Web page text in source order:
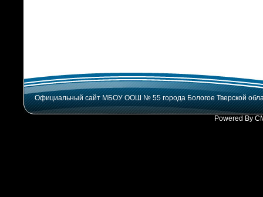
Официальный сайт МБОУ ООШ № 55 города Бологое Тверской
Powered By